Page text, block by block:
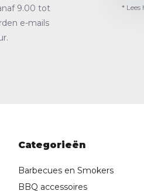
9.00 tot
e-mails
*
Categorieën
Barbecues en Smokers
BBQ accessoires